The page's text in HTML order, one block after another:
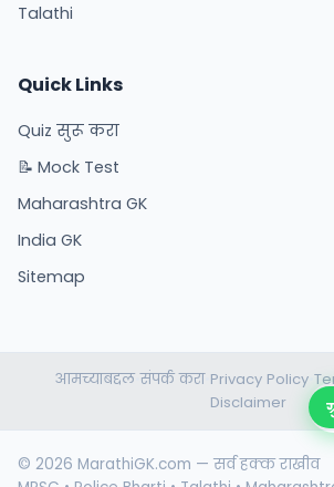
Talathi
Quick Links
Quiz सुरू करा
📝 Mock Test
Maharashtra GK
India GK
Sitemap
आमच्याबद्दल•संपर्क करा• Privacy Policy•
Disclaimer
© 2026 MarathiGK.com — सर्व हक्क राखीव